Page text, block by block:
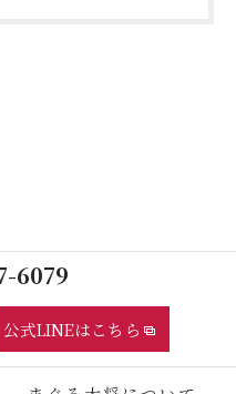
6079
公式LINEはこちら